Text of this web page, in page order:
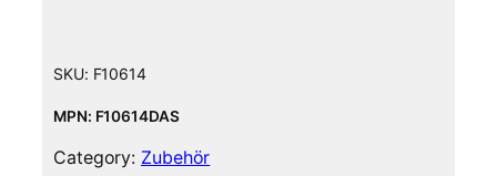
l
t
c
SKU: F10614
MPN: F10614DAS
Category: Zubehör